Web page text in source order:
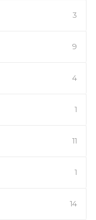
3
9
4
1
11
1
14